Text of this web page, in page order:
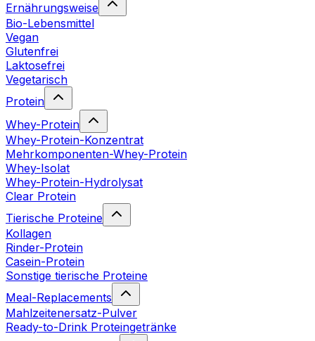
Ernährungsweise
Bio-Lebensmittel
Vegan
Glutenfrei
Laktosefrei
Vegetarisch
Protein
Whey-Protein
Whey-Protein-Konzentrat
Mehrkomponenten-Whey-Protein
Whey-Isolat
Whey-Protein-Hydrolysat
Clear Protein
Tierische Proteine
Kollagen
Rinder-Protein
Casein-Protein
Sonstige tierische Proteine
Meal-Replacements
Mahlzeitenersatz-Pulver
Ready-to-Drink Proteingetränke